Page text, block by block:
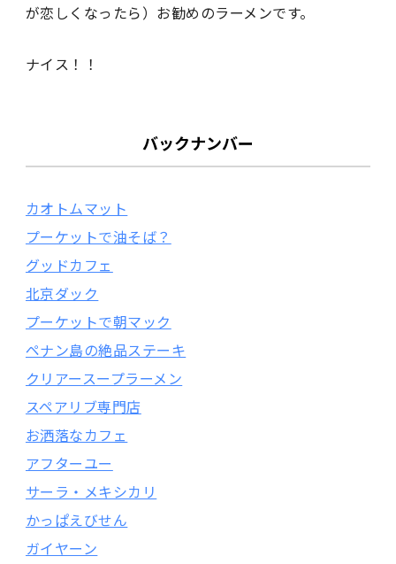
が恋しくなったら）お勧めのラーメンです。
ナイス！！
バックナンバー
カオトムマット
プーケットで油そば？
グッドカフェ
北京ダック
プーケットで朝マック
ペナン島の絶品ステーキ
クリアースープラーメン
スペアリブ専門店
お洒落なカフェ
アフターユー
サーラ・メキシカリ
かっぱえびせん
ガイヤーン